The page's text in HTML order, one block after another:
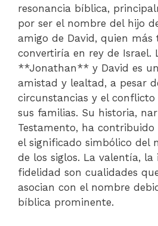
resonancia bíblica,
por ser el nombre del hijo
amigo de David, quien más
convertiría en rey de Israel.
**Jonathan** y David es
amistad y lealtad, a pesar
circunstancias y el conflicto
sus familias. Su historia,
Testamento, ha
el significado simbólico del
de los siglos. La valentía,
fidelidad son cualidades
asocian con el nombre
bíblica prominente.